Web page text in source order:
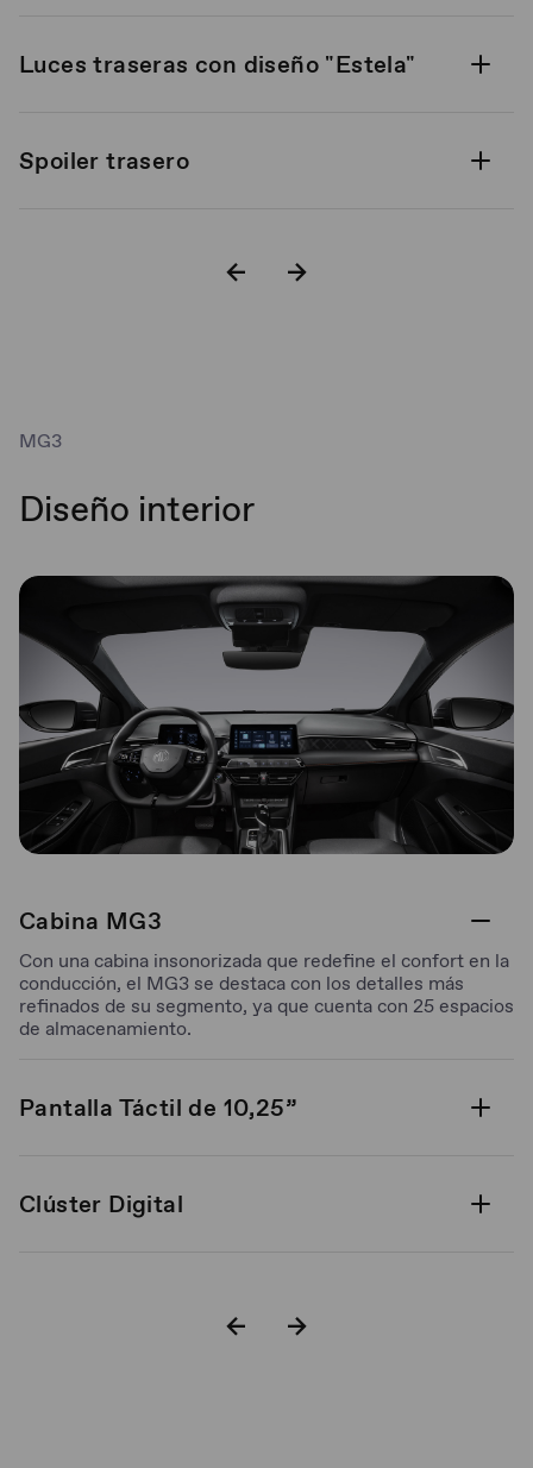
Luces traseras con diseño "Estela"
Spoiler trasero
Rines en aluminio bitono de 16"
MG3
Diseño interior
Cabina MG3
Con una cabina insonorizada que redefine el confort en la
conducción, el MG3 se destaca con los detalles más
refinados de su segmento, ya que cuenta con 25 espacios
de almacenamiento.
Pantalla Táctil de 10,25”
Clúster Digital